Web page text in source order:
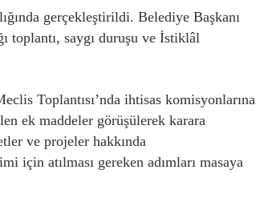
gerçekleştirildi. Belediye Başkanı
toplantı, saygı duruşu ve İstiklâl
Toplantısı’nda ihtisas komisyonlarına
ek maddeler görüşülerek karara
ve projeler hakkında
için atılması gereken adımları masaya